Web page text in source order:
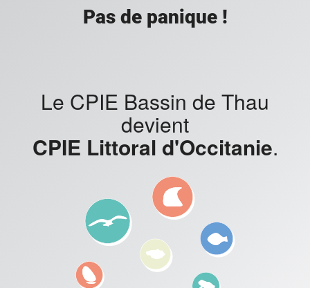
Pas de panique !
Le CPIE Bassin de Thau
devient
CPIE Littoral d'Occitanie.